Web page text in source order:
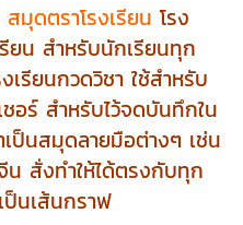
มุดตราโรงเรียน โรง
ยน สำหรับนักเรียนทุก
รียนกวดวิชา ใช้สำหรับ
อร์ สำหรับไว้จดบันทึกใน
ป็นสมุดลายมือต่างๆ เช่น
สั่งทำให้ได้ตรงกับทุก
นเส้นกราฟ